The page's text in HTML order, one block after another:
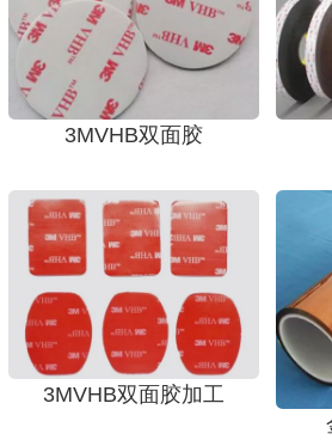
3MVHB双面胶
3MVHB双面胶加工